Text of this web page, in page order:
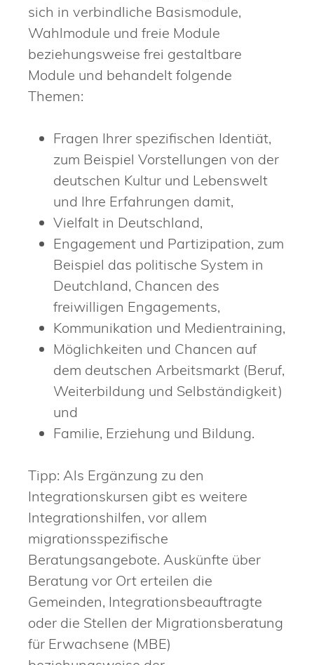
sich in verbindliche Basismodule,
Wahlmodule und freie Module
beziehungsweise frei gestaltbare
Module und behandelt folgende
Themen:
Fragen Ihrer spezifischen Identiät,
zum Beispiel Vorstellungen von der
deutschen Kultur und Lebenswelt
und Ihre Erfahrungen damit,
Vielfalt in Deutschland,
Engagement und Partizipation, zum
Beispiel das politische System in
Deutchland, Chancen des
freiwilligen Engagements,
Kommunikation und Medientraining,
Möglichkeiten und Chancen auf
dem deutschen Arbeitsmarkt (Beruf,
Weiterbildung und Selbständigkeit)
und
Familie, Erziehung und Bildung.
Tipp: Als Ergänzung zu den
Integrationskursen gibt es weitere
Integrationshilfen, vor allem
migrationsspezifische
Beratungsangebote. Auskünfte über
Beratung vor Ort erteilen die
Gemeinden, Integrationsbeauftragte
oder die Stellen der Migrationsberatung
für Erwachsene (MBE)